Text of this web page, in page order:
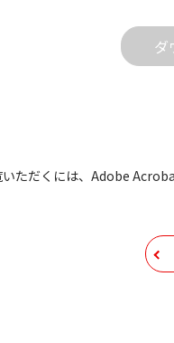
などで予告なく改良及び
も有償修理となりま
内容を変更する場合がご
ダ
ただくには、Adobe